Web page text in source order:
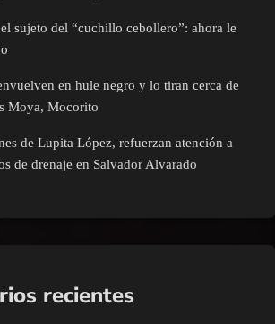
sujeto del “cuchillo cebollero”: ahora le
en hule negro y lo tiran cerca de
Moya, Mocorito
de Lupita López, refuerzan atención a
de drenaje en Salvador Alvarado
recientes